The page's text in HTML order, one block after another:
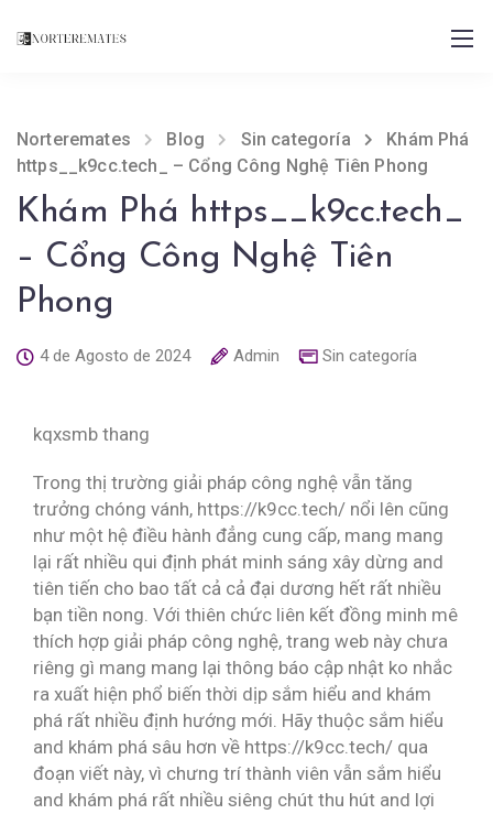
Norteremates Blog Sin categoría
Khám Phá
https__k9cc.tech_ – Cổng Công Nghệ Tiên Phong
Khám Phá https__k9cc.tech_
– Cổng Công Nghệ Tiên
Phong
4 de Agosto de 2024 Admin Sin categoría
kqxsmb thang
Trong thị trường giải pháp công nghệ vẫn tăng
trưởng chóng vánh, https://k9cc.tech/ nổi lên cũng
như một hệ điều hành đẳng cung cấp, mang mang
lại rất nhiều qui định phát minh sáng xây dừng and
tiên tiến cho bao tất cả cả đại dương hết rất nhiều
bạn tiền nong. Với thiên chức liên kết đồng minh mê
thích hợp giải pháp công nghệ, trang web này chưa
riêng gì mang mang lại thông báo cập nhật ko nhắc
ra xuất hiện phổ biến thời dịp sắm hiểu and khám
phá rất nhiều định hướng mới. Hãy thuộc sắm hiểu
and khám phá sâu hơn về https://k9cc.tech/ qua
đoạn viết này, vì chưng trí thành viên vẫn sắm hiểu
and khám phá rất nhiều siêng chút thu hút and lợi